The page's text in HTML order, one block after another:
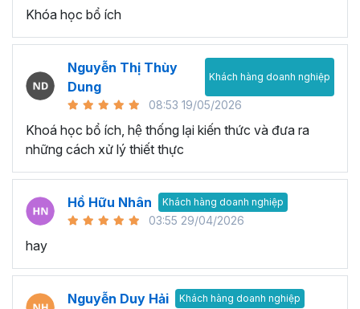
Khóa học bổ ích
Nguyễn Thị Thùy
Dung
Khách hàng doanh nghiệp
08:53 19/05/2026
Khoá học bổ ích, hệ thống lại kiến thức và đưa ra
những cách xử lý thiết thực
Hồ Hữu Nhân Khách hàng doanh nghiệp
03:55 29/04/2026
hay
Nguyễn Duy Hải Khách hàng doanh nghiệp